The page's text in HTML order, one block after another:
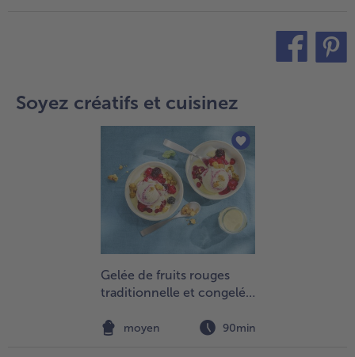
Soyez créatifs et cuisinez
Gelée de fruits rouges
traditionnelle et congelée
aux gâteaux croquants
moyen 90min